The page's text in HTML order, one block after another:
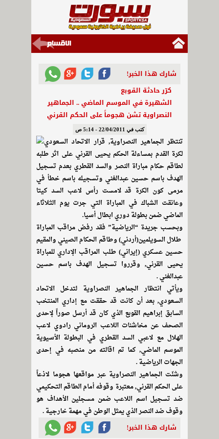
شارك هذا الخبر!
كرّر حادثة القوبع
الشهيرة في الموسم الماضي .. الجماهير
النصراوية تشن هجوماً على الحكم القرني
كتب في 22/04/2011 - 5:14 ص
تنتظر الجماهير النصراوية, قرار الاتحاد السعودي
لكرة القدم بمساءلة الحكم يحيى القرني على اثر طلبه
لطاقم حكام مباراة النصر والسد القطري بعدم تسجيل
الهدف باسم حسين عبدالغني وتسجيله باسم خطأ في
مرمى كون الكرة قد لامست رأس لاعب السد كيتا
وعانقت الشباك في المباراة التي جرت يوم الثلاثاء
الماضي ضمن بطولة دوري ابطال أسيا.
وبحسب جريدة “الرياضية” فقد رفض مراقب المباراة
طلال السويلمين(أردني) وطاقم الحكام الصيني والمقيم
حسين عسكري (إيراني) طلب المراقب الإداري للمباراة
يحيى القرني, وقرروا تسجيل الهدف باسم حسين
عبدالغني .
ويأتي انتظار الجماهير النصراوية لتدخل الاتحاد
السعودي, بعد أن كانت قد حققت مع إداري المنتخب
السابق إبراهيم القوبع الذي كان قد أرسل صوراً لإحدى
الصحف عن مخاشنات اللاعب الروماني رادوي لاعب
الهلال مع لاعبي السد القطري في البطولة الأسيوية
الموسم الماضي, كما تم اقالته من منصبه في إحدى
الجهات الرياضية .
وشنّت الجماهير النصراوية عبر مواقعها هجوما لاذعاً
على الحكم القرني, معتبرة وقوفه أمام الطاقم التحكيمي
ضد تسجيل اسم اللاعب ضمن مسجلين الأهداف هو
وقوف ضد النصر الذي يمثل الوطن في مهمة خارجية .
شارك هذا الخبر!